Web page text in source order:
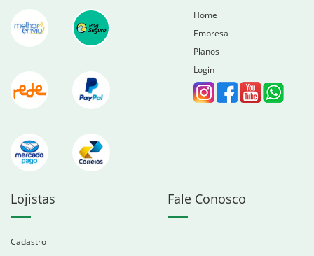
Home
Empresa
Planos
Login
Lojistas
Cadastro
Fale Conosco